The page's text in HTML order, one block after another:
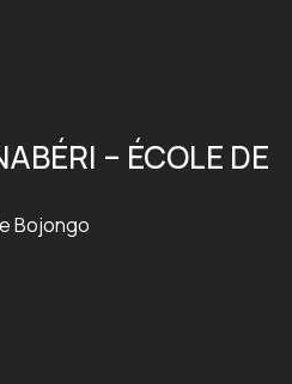
– ÉCOLE DE
Bojongo